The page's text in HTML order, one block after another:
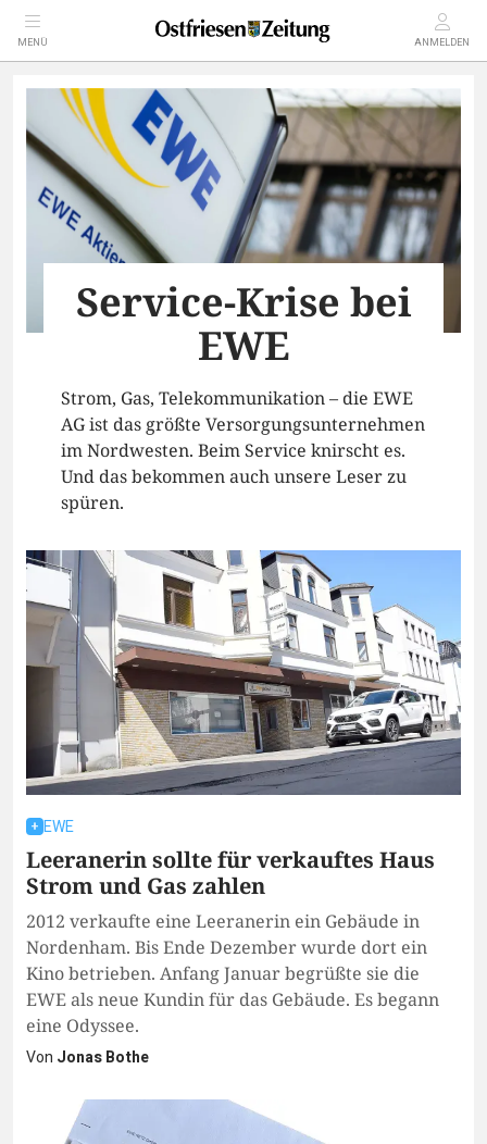
MENÜ ANMELDEN
Service-Krise bei
EWE
Strom, Gas, Telekommunikation – die EWE
AG ist das größte Versorgungsunternehmen
im Nordwesten. Beim Service knirscht es.
Und das bekommen auch unsere Leser zu
spüren.
EWE
Leeranerin sollte für verkauftes Haus
Strom und Gas zahlen
2012 verkaufte eine Leeranerin ein Gebäude in
Nordenham. Bis Ende Dezember wurde dort ein
Kino betrieben. Anfang Januar begrüßte sie die
EWE als neue Kundin für das Gebäude. Es begann
eine Odyssee.
Von Jonas Bothe